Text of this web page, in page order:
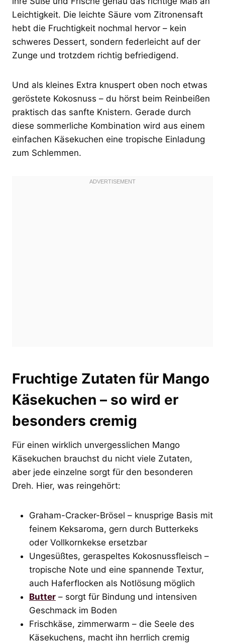
Leichtigkeit. Die leichte Säure vom Zitronensaft
hebt die Fruchtigkeit nochmal hervor – kein
schweres Dessert, sondern federleicht auf der
Zunge und trotzdem richtig befriedigend.
Und als kleines Extra knuspert oben noch etwas
geröstete Kokosnuss – du hörst beim Reinbeißen
praktisch das sanfte Knistern. Gerade durch
diese sommerliche Kombination wird aus einem
einfachen Käsekuchen eine tropische Einladung
zum Schlemmen.
Fruchtige Zutaten für Mango
Käsekuchen – so wird er
besonders cremig
Für einen wirklich unvergesslichen Mango
Käsekuchen brauchst du nicht viele Zutaten,
aber jede einzelne sorgt für den besonderen
Dreh. Hier, was reingehört:
Graham-Cracker-Brösel – knusprige Basis mit
feinem Keksaroma, gern durch Butterkeks
oder Vollkornkekse ersetzbar
Ungesüßtes, geraspeltes Kokosnussfleisch –
tropische Note und eine spannende Textur,
auch Haferflocken als Notlösung möglich
Butter – sorgt für Bindung und intensiven
Geschmack im Boden
Frischkäse, zimmerwarm – die Seele des
Käsekuchens, macht ihn herrlich cremig